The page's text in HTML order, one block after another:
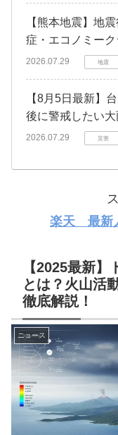
【熊本地震】地
症・エコノミー
2026.07.29 地震
【8月5日最新】
後に警戒したい
2026.07.29 災害
楽天 最新
【2025最新
とは？火山活
徹底解説！
ニュース